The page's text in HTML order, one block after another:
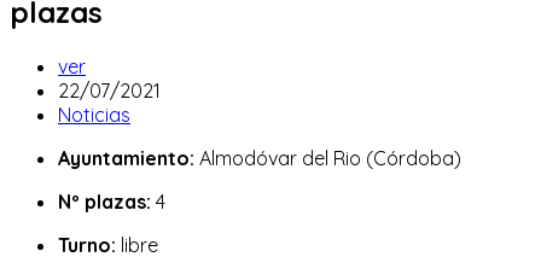
plazas
Autor
de
la
ver
Publicación
de
entrada:
22/07/2021
Categoría
la
Noticias
Ayuntamiento: Almodóvar del Rio (Córdoba)
Nº plazas: 4
Turno: libre